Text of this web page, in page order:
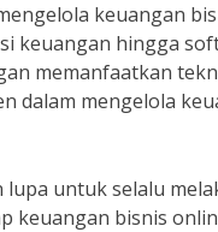
keuangan
keuangan hingga
memanfaatkan
dalam mengelola
lupa untuk selalu
keuangan bisnis